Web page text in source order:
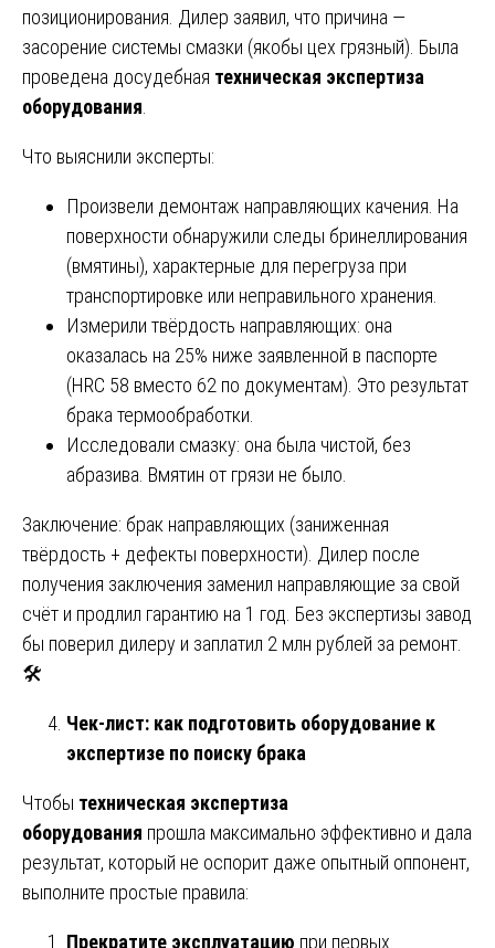
позиционирования. Дилер заявил, что причина —
засорение системы смазки (якобы цех грязный). Была
проведена досудебная техническая экспертиза
оборудования
Что выяснили эксперты:
Произвели демонтаж направляющих качения. На
поверхности обнаружили следы бринеллирования
(вмятины), характерные для перегруза при
транспортировке или неправильного хранения.
Измерили твёрдость направляющих: она
оказалась на 25% ниже заявленной в паспорте
(HRC 58 вместо 62 по документам). Это результат
брака термообработки.
Исследовали смазку: она была чистой, без
абразива. Вмятин от грязи не было.
Заключение: брак направляющих (заниженная
твёрдость + дефекты поверхности). Дилер после
получения заключения заменил направляющие за свой
счёт и продлил гарантию на 1 год. Без экспертизы завод
бы поверил дилеру и заплатил 2 млн рублей за ремонт.
🛠️
Чек-лист: как подготовить оборудование к
экспертизе по поиску брака
Чтобы техническая экспертиза
оборудования прошла максимально эффективно и дала
результат, который не оспорит даже опытный оппонент,
выполните простые правила:
Прекратите эксплуатацию при первых